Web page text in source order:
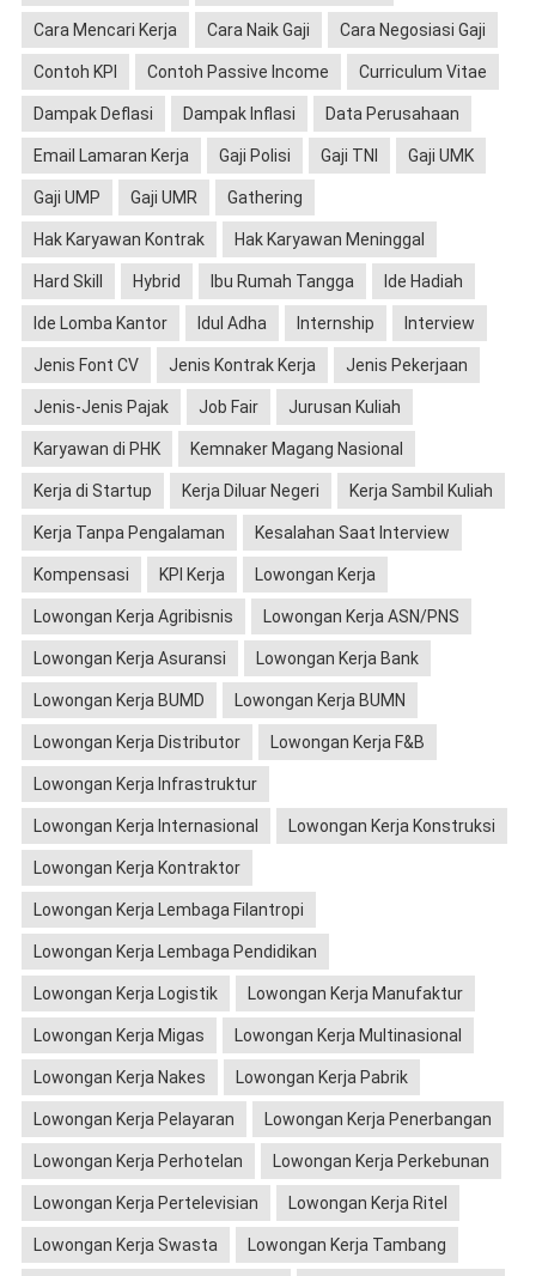
Cara Mencari Kerja Cara Naik Gaji Cara Negosiasi Gaji
Contoh KPI Contoh Passive Income Curriculum Vitae
Dampak Deflasi Dampak Inflasi Data Perusahaan
Email Lamaran Kerja Gaji Polisi Gaji TNI Gaji UMK
Gaji UMP Gaji UMR Gathering
Hak Karyawan Kontrak Hak Karyawan Meninggal
Hard Skill Hybrid Ibu Rumah Tangga Ide Hadiah
Ide Lomba Kantor Idul Adha Internship Interview
Jenis Font CV Jenis Kontrak Kerja Jenis Pekerjaan
Jenis-Jenis Pajak Job Fair Jurusan Kuliah
Karyawan di PHK Kemnaker Magang Nasional
Kerja di Startup Kerja Diluar Negeri Kerja Sambil Kuliah
Kerja Tanpa Pengalaman Kesalahan Saat Interview
Kompensasi KPI Kerja Lowongan Kerja
Lowongan Kerja Agribisnis Lowongan Kerja ASN/PNS
Lowongan Kerja Asuransi Lowongan Kerja Bank
Lowongan Kerja BUMD Lowongan Kerja BUMN
Lowongan Kerja Distributor Lowongan Kerja F&B
Lowongan Kerja Infrastruktur
Lowongan Kerja Internasional Lowongan Kerja Konstruksi
Lowongan Kerja Kontraktor
Lowongan Kerja Lembaga Filantropi
Lowongan Kerja Lembaga Pendidikan
Lowongan Kerja Logistik Lowongan Kerja Manufaktur
Lowongan Kerja Migas Lowongan Kerja Multinasional
Lowongan Kerja Nakes Lowongan Kerja Pabrik
Lowongan Kerja Pelayaran Lowongan Kerja Penerbangan
Lowongan Kerja Perhotelan Lowongan Kerja Perkebunan
Lowongan Kerja Pertelevisian Lowongan Kerja Ritel
Lowongan Kerja Swasta Lowongan Kerja Tambang